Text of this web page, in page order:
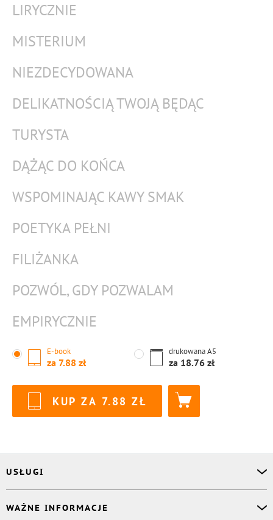
LIRYCZNIE
MISTERIUM
NIEZDECYDOWANA
DELIKATNOŚCIĄ TWOJĄ BĘDĄC
TURYSTA
DĄŻĄC DO KOŃCA
WSPOMINAJĄC KAWY SMAK
POETYKA PEŁNI
FILIŻANKA
POZWÓL, GDY POZWALAM
EMPIRYCZNIE
E-book
za 7.88
drukowanaA5
za 18.76
KUP ZA 7.88
USŁUGI
Korektor
WAŻNE INFORMACJE